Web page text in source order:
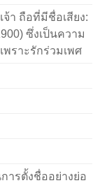
า ถือที่มีชื่อเสียง:
ซึ่งเป็นความ
ราะรักร่วมเพศ
ารตั้งชื่ออย่างย่อ